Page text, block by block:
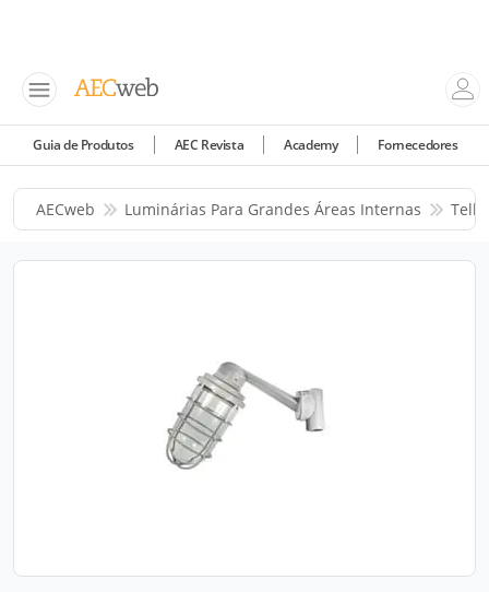
Guia de Produtos AEC Revista Academy Fornecedores
AECweb Luminárias Para Grandes Áreas Internas